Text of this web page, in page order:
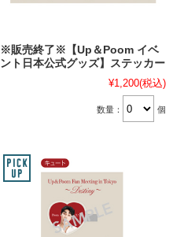
※販売終了※【Up＆Poom イベ
ント日本公式グッズ】ステッカー
¥1,200(税込)
数量： 個